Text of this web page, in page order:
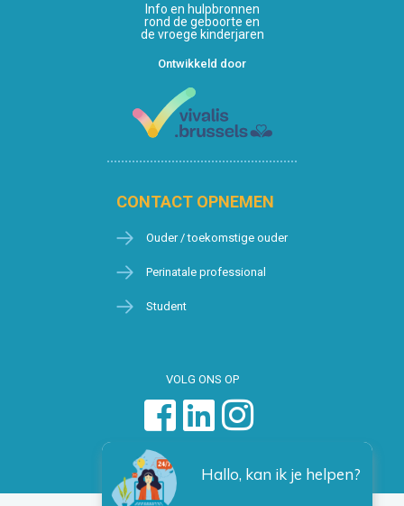
Info en hulpbronnen
rond de geboorte en
de vroege kinderjaren
Ontwikkeld door
CONTACT OPNEMEN
Ouder / toekomstige ouder
Perinatale professional
Student
VOLG ONS OP
Hallo, kan ik je helpen?